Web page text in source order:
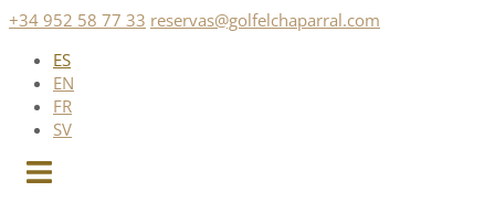
Saltar
contenido
+34 952 58 77 33 reservas@golfelchaparral.com
ES
EN
FR
SV